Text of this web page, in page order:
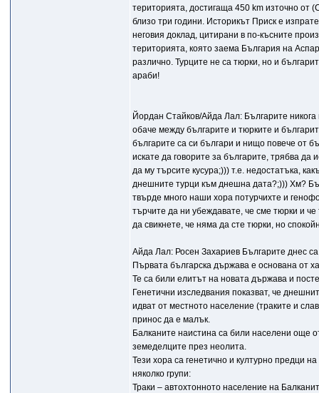
територията, достигаща 450 km източно от
близо три години. Историкът Приск е
неговия доклад, цитирани в по-късните
територията, която заема България на
различно. Турците не са тюрки, но и
араби!
Йордан Стайков/Айда Лал: Българите
обаче между българите и тюрките и
българите са си българи и нищо повече от
искате да говорите за българите, трябва
да му търсите кусура;))) т.е. недостатъка,
днешните турци към днешна дата?;))) Хм?
твърде много наши хора потурчихте и
търчите да ни убеждавате, че сме тюрки и
да свикнете, че няма да сте тюрки, но
Айда Лал: Росен Захариев Българите днес
Първата българска държава е основана от
Те са били елитът на новата държава и
Генетични изследвания показват, че
идват от местното население (траките и
принос да е малък.
Балканите наистина са били населени още
земеделците през неолита.
Тези хора са генетично и културно предци
няколко групи:
Траки – автохтонното население на